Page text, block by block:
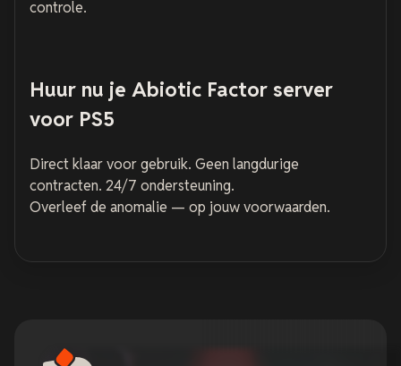
controle.
Huur nu je Abiotic Factor server
voor PS5
Direct klaar voor gebruik. Geen langdurige
contracten. 24/7 ondersteuning.
Overleef de anomalie — op jouw voorwaarden.